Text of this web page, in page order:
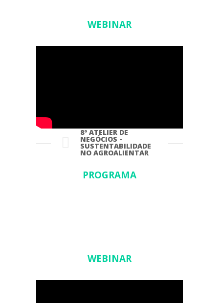
WEBINAR
8º ATELIER DE
NEGÓCIOS -
SUSTENTABILIDADE
NO AGROALIENTAR
PROGRAMA
WEBINAR